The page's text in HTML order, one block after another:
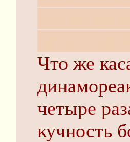
Что же
четыре
кучность